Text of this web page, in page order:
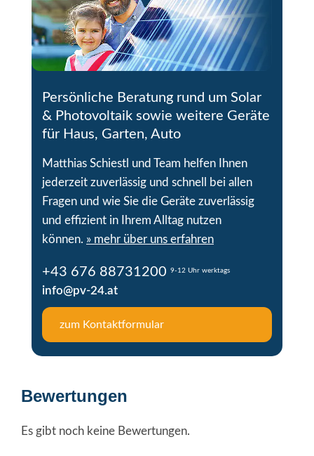
Persönliche Beratung rund um Solar
& Photovoltaik sowie weitere Geräte
für Haus, Garten, Auto
Matthias Schiestl und Team helfen Ihnen
jederzeit zuverlässig und schnell bei allen
Fragen und wie Sie die Geräte zuverlässig
und effizient in Ihrem Alltag nutzen
können. » mehr über uns erfahren
+43 676 88731200 9-12 Uhr werktags
info@pv-24.at
zum Kontaktformular
Bewertungen
Es gibt noch keine Bewertungen.